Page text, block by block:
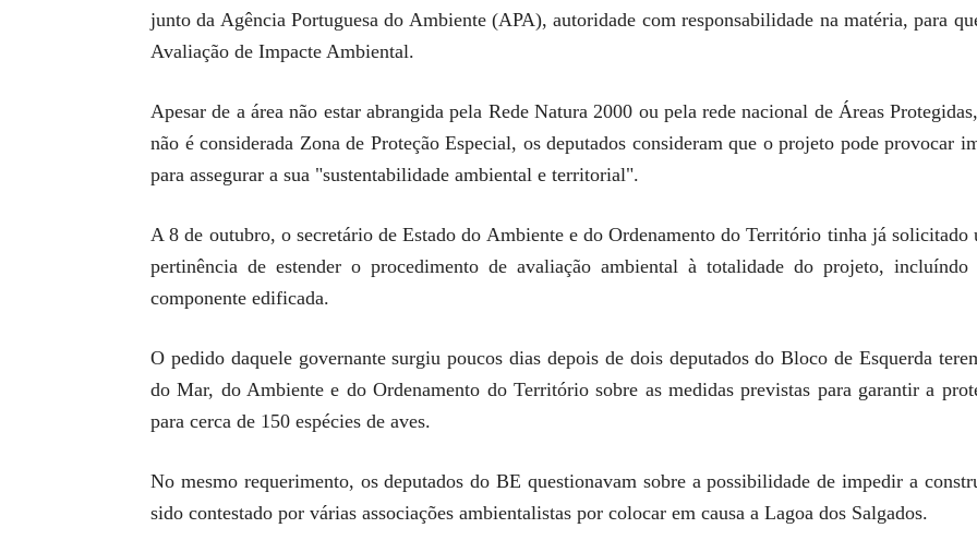
junto da Agência Portuguesa do Ambiente (APA), autoridade com responsabilidade na matéria, para
Avaliação de Impacte Ambiental.
Apesar de a área não estar abrangida pela Rede Natura 2000 ou pela rede nacional de Áreas
não é considerada Zona de Proteção Especial, os deputados consideram que o projeto pode provocar
para assegurar a sua "sustentabilidade ambiental e territorial".
A 8 de outubro, o secretário de Estado do Ambiente e do Ordenamento do Território tinha já solicitado
pertinência de estender o procedimento de avaliação ambiental à totalidade do projeto,
componente edificada.
O pedido daquele governante surgiu poucos dias depois de dois deputados do Bloco de Esquerda
do Mar, do Ambiente e do Ordenamento do Território sobre as medidas previstas para garantir a
para cerca de 150 espécies de aves.
No mesmo requerimento, os deputados do BE questionavam sobre a possibilidade de impedir a
sido contestado por várias associações ambientalistas por colocar em causa a Lagoa dos Salgados.